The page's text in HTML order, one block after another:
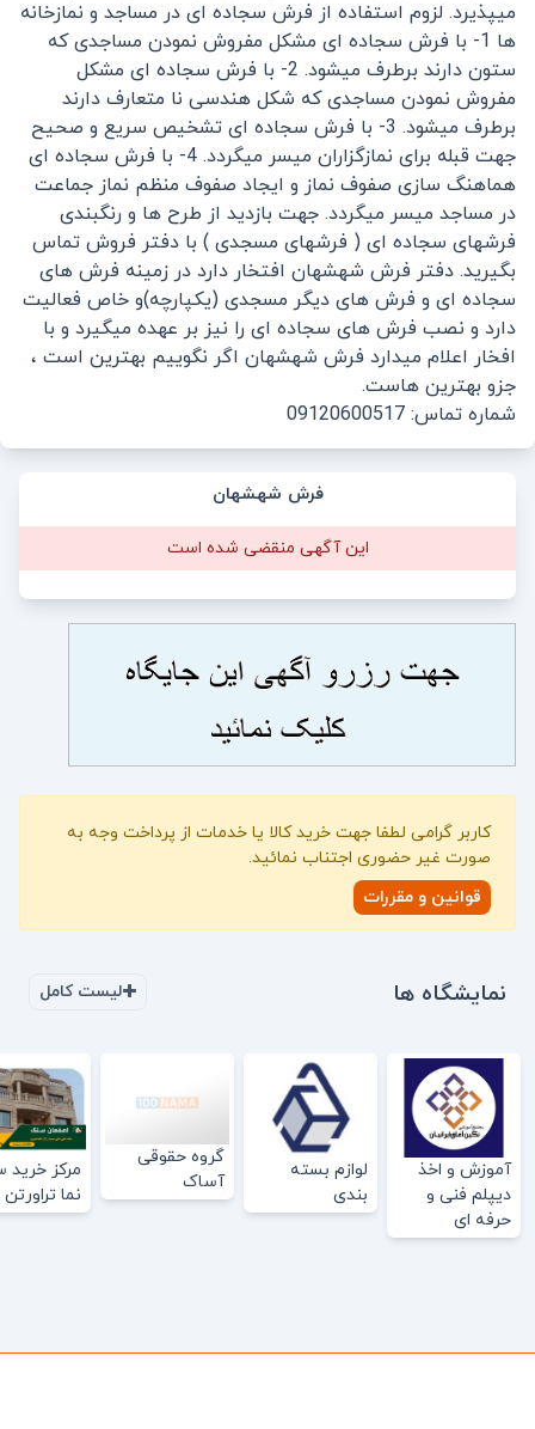
میپذیرد. لزوم استفاده از فرش سجاده ای در مساجد و نمازخانه
ها 1- با فرش سجاده ای مشکل مفروش نمودن مساجدی که
ستون دارند برطرف میشود. 2- با فرش سجاده ای مشکل
مفروش نمودن مساجدی که شکل هندسی نا متعارف دارند
برطرف میشود. 3- با فرش سجاده ای تشخیص سریع و صحیح
جهت قبله برای نمازگزاران میسر میگردد. 4- با فرش سجاده ای
هماهنگ سازی صفوف نماز و ایجاد صفوف منظم نماز جماعت
در مساجد میسر میگردد. جهت بازدید از طرح ها و رنگبندی
فرشهای سجاده ای ( فرشهای مسجدی ) با دفتر فروش تماس
بگیرید. دفتر فرش شهشهان افتخار دارد در زمینه فرش های
سجاده ای و فرش های دیگر مسجدی (یکپارچه)و خاص فعالیت
دارد و نصب فرش های سجاده ای را نیز بر عهده میگیرد و با
افخار اعلام میدارد فرش شهشهان اگر نگوییم بهترین است ،
جزو بهترین هاست.
شماره تماس: 09120600517
فرش شهشهان
این آگهی منقضی شده است
کاربر گرامی لطفا جهت خرید کالا یا خدمات از پرداخت وجه به
صورت غیر حضوری اجتناب نمائید.
قوانین و مقررات
نمایشگاه ها لیست کامل
آموزش و اخذ
دیپلم فنی و
حرفه ای
لوازم بسته
بندی
گروه حقوقی
آساک
مرکز
نما تراورتن